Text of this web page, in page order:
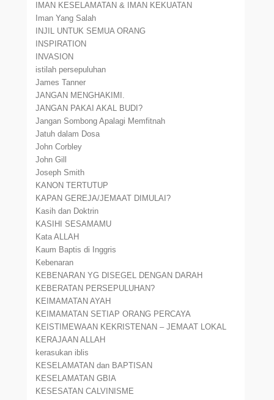
IMAN KESELAMATAN & IMAN KEKUATAN
Iman Yang Salah
INJIL UNTUK SEMUA ORANG
INSPIRATION
INVASION
istilah persepuluhan
James Tanner
JANGAN MENGHAKIMI.
JANGAN PAKAI AKAL BUDI?
Jangan Sombong Apalagi Memfitnah
Jatuh dalam Dosa
John Corbley
John Gill
Joseph Smith
KANON TERTUTUP
KAPAN GEREJA/JEMAAT DIMULAI?
Kasih dan Doktrin
KASIHI SESAMAMU
Kata ALLAH
Kaum Baptis di Inggris
Kebenaran
KEBENARAN YG DISEGEL DENGAN DARAH
KEBERATAN PERSEPULUHAN?
KEIMAMATAN AYAH
KEIMAMATAN SETIAP ORANG PERCAYA
KEISTIMEWAAN KEKRISTENAN – JEMAAT LOKAL
KERAJAAN ALLAH
kerasukan iblis
KESELAMATAN dan BAPTISAN
KESELAMATAN GBIA
KESESATAN CALVINISME